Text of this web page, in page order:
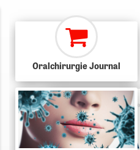
Oralchirurgie Journal